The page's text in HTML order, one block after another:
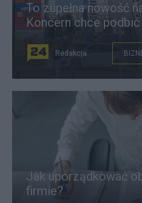
To zupełna nowość
Koncern chce
Redakcja
Jak uporządkować
firmie?